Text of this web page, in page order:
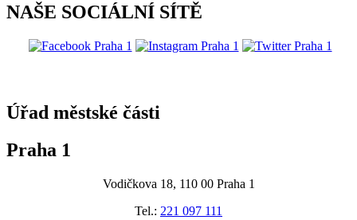
NAŠE SOCIÁLNÍ SÍTĚ
Úřad městské části
Praha 1
Vodičkova 18, 110 00 Praha 1
Tel.: 221 097 111